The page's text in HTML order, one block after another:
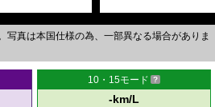
写真は本国仕様の為、一部異なる場合がありま
10・15モード
-km/L